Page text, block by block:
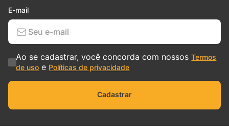
E-mail
Ao se cadastrar, você concorda com nossosTermos
de uso e Políticas de privacidade
Cadastrar